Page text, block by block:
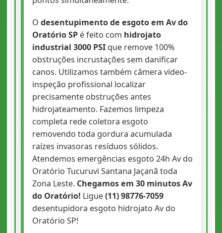
O desentupimento de esgoto em Av do
Oratório SPé feito com hidrojato
industrial 3000 PSIque remove 100%
obstruções incrustações sem danificar
canos. Utilizamos também câmera vídeo-
inspeção profissional localizar
precisamente obstruções antes
hidrojateamento. Fazemos limpeza
completa rede coletora esgoto
removendo toda gordura acumulada
raízes invasoras resíduos sólidos.
Atendemos emergências esgoto 24h Av do
Oratório Tucuruvi Santana Jaçanã toda
Zona Leste. Chegamos em 30 minutos Av
do Oratório! Ligue(11) 98776-7059
desentupidora esgoto hidrojato Av do
Oratório SP!